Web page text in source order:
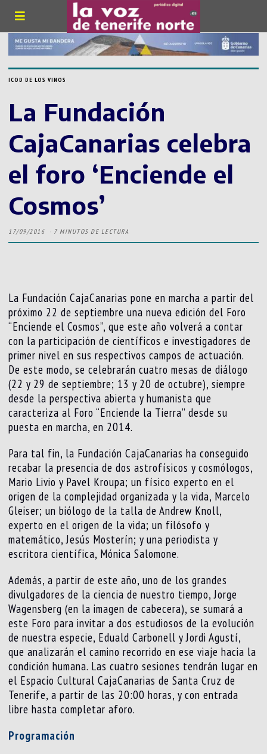
ICOD DE LOS VINOS
La Fundación
CajaCanarias celebra
el foro ‘Enciende el
Cosmos’
17/09/2016 7 MINUTOS DE LECTURA
La Fundación CajaCanarias pone en marcha a partir del
próximo 22 de septiembre una nueva edición del Foro
“Enciende el Cosmos”, que este año volverá a contar
con la participación de científicos e investigadores de
primer nivel en sus respectivos campos de actuación.
De este modo, se celebrarán cuatro mesas de diálogo
(22 y 29 de septiembre; 13 y 20 de octubre), siempre
desde la perspectiva abierta y humanista que
caracteriza al Foro “Enciende la Tierra” desde su
puesta en marcha, en 2014.
Para tal fin, la Fundación CajaCanarias ha conseguido
recabar la presencia de dos astrofísicos y cosmólogos,
Mario Livio y Pavel Kroupa; un físico experto en el
origen de la complejidad organizada y la vida, Marcelo
Gleiser; un biólogo de la talla de Andrew Knoll,
experto en el origen de la vida; un filósofo y
matemático, Jesús Mosterín; y una periodista y
escritora científica, Mónica Salomone.
Además, a partir de este año, uno de los grandes
divulgadores de la ciencia de nuestro tiempo, Jorge
Wagensberg (en la imagen de cabecera), se sumará a
este Foro para invitar a dos estudiosos de la evolución
de nuestra especie, Eduald Carbonell y Jordi Agustí,
que analizarán el camino recorrido en ese viaje hacia la
condición humana. Las cuatro sesiones tendrán lugar en
el Espacio Cultural CajaCanarias de Santa Cruz de
Tenerife, a partir de las 20:00 horas, y con entrada
libre hasta completar aforo.
Programación